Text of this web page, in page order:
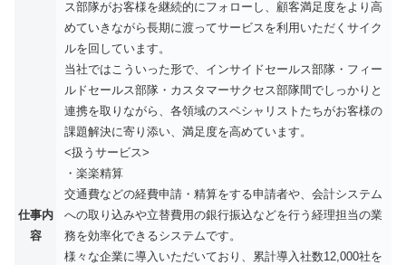
仕事内
容
ス部隊がお客様を継続的にフォローし、顧客満足度をより高
めていきながら長期に渡ってサービスを利用いただくサイク
ルを回しています。
当社ではこういった形で、インサイドセールス部隊・フィー
ルドセールス部隊・カスタマーサクセス部隊間でしっかりと
連携を取りながら、各領域のスペシャリストたちがお客様の
課題解決に寄り添い、満足度を高めています。
<扱うサービス>
・楽楽精算
交通費などの経費申請・精算をする申請者や、会計システム
への取り込みや立替費用の銀行振込などを行う経理担当の業
務を効率化できるシステムです。
様々な企業に導入いただいており、累計導入社数12,000社を